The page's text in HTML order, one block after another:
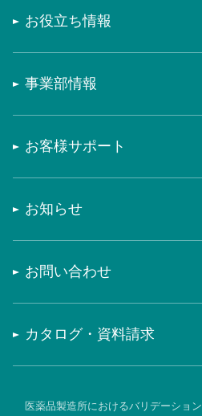
お役立ち情報
事業部情報
お客様サポート
お知らせ
お問い合わせ
カタログ・資料請求
医薬品製造所におけるバリデーション